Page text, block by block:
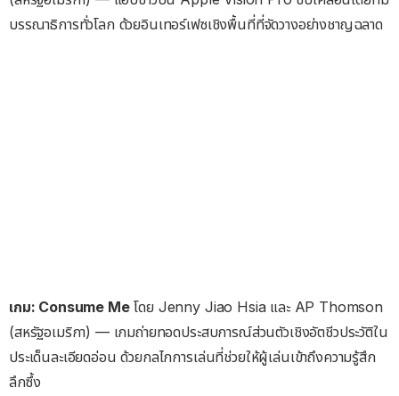
บรรณาธิการทั่วโลก ด้วยอินเทอร์เฟซเชิงพื้นที่ที่จัดวางอย่างชาญฉลาด
เกม: Consume Meโดย Jenny Jiao Hsia และ AP Thomson
(สหรัฐอเมริกา) — เกมถ่ายทอดประสบการณ์ส่วนตัวเชิงอัตชีวประวัติใน
ประเด็นละเอียดอ่อน ด้วยกลไกการเล่นที่ช่วยให้ผู้เล่นเข้าถึงความรู้สึก
ลึกซึ้ง